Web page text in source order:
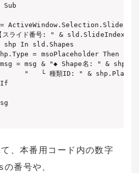
Sub
ライド番号: " & sld.SlideIndex &
shp In sld.Shapes
= msoPlaceholder Then
= msg & "◆ Shape名: " &
"   └ 種類ID: " &
、本番用コード内の数字
番号や、